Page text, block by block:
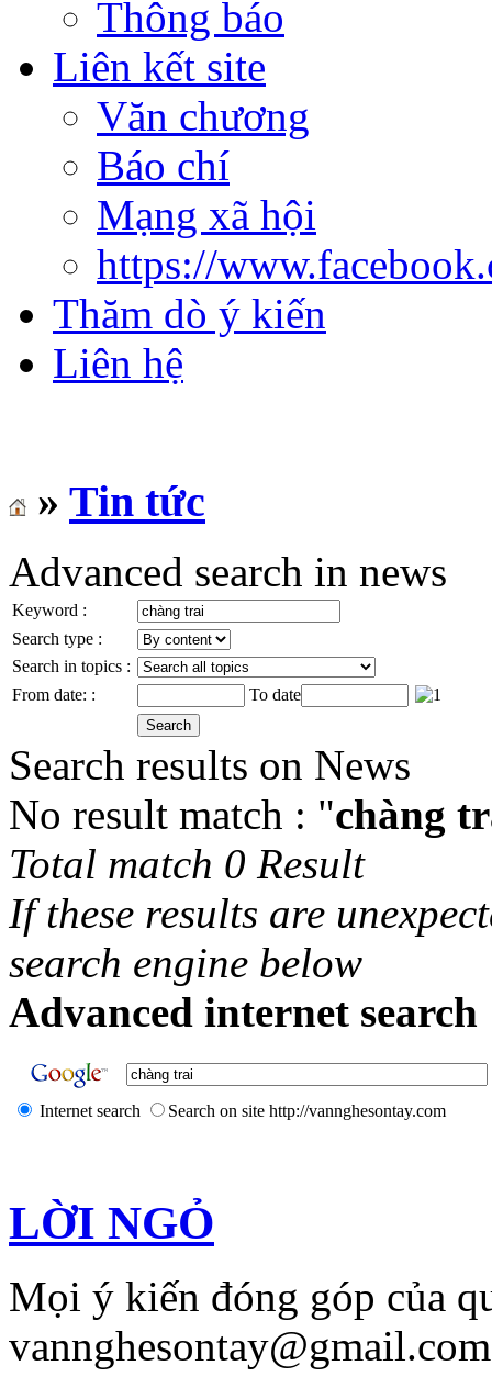
Thông báo
Liên kết site
Văn chương
Báo chí
Mạng xã hội
https://
Thăm dò ý kiến
Liên hệ
» Tin tức
Advanced search in news
Keyword :
Search type :
Search in topics :
From date: :
To date
Search results on News
No result match : "chàng
Total match 0 Result
If these results are
search engine below
Advanced internet search
Internet search Search on site http://vannghesontay.com
LỜI NGỎ
Mọi ý kiến đóng góp của